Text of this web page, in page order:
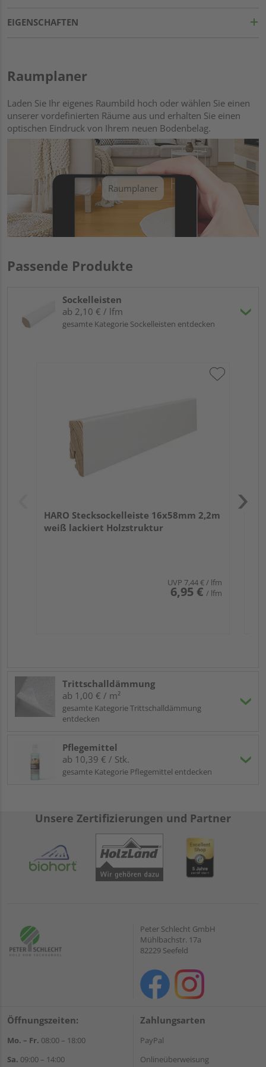
EIGENSCHAFTEN
Raumplaner
Laden Sie Ihr eigenes Raumbild hoch oder wählen Sie einen
unserer vordefinierten Räume aus und erhalten Sie einen
optischen Eindruck von Ihrem neuen Bodenbelag.
Raumplaner
Passende Produkte
Sockelleisten
ab 2,10 € / lfm
gesamte Kategorie Sockelleisten entdecken
HARO Stecksockelleiste 16x58mm 2,2m
weiß lackiert Holzstruktur
UVP 7,44 €/ lfm
6,95 € / lfm
Trittschalldämmung
ab 1,00 € / m²
gesamte Kategorie Trittschalldämmung
entdecken
Pflegemittel
ab 10,39 € / Stk.
gesamte Kategorie Pflegemittel entdecken
Unsere Zertifizierungen und Partner
Peter Schlecht GmbH
Mühlbachstr. 17a
82229 Seefeld
Öffnungszeiten:
Mo. – Fr. 08:00 – 18:00
Sa. 09:00 – 14:00
Zahlungsarten
PayPal
Onlineüberweisung